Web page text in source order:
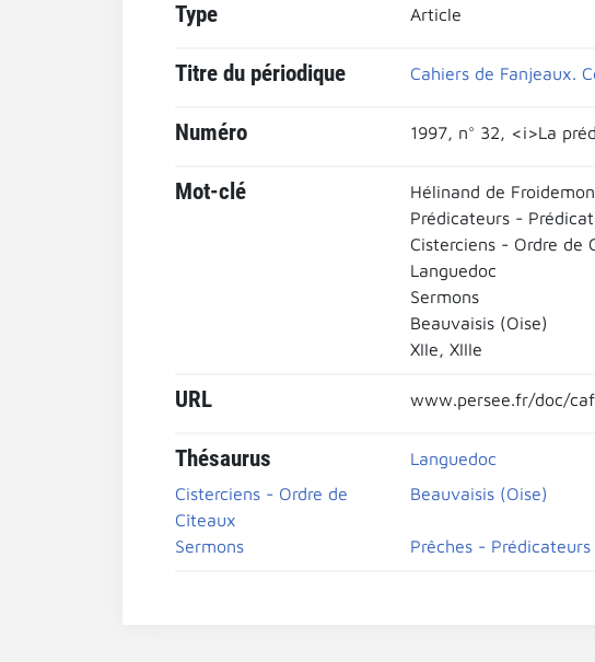
Type Article
Titre du périodique Cahiers de Fanjeaux.
Numéro 1997, n° 32, <i>La
Mot-clé
Hélinand de
Prédicateurs -
Cisterciens - Ordre de
Languedoc
Sermons
Beauvaisis (Oise)
XIIe, XIIIe
URL www.persee.fr/doc/
Thésaurus
Languedoc
Cisterciens - Ordre de
Cîteaux
Beauvaisis (Oise)
Sermons Prêches -